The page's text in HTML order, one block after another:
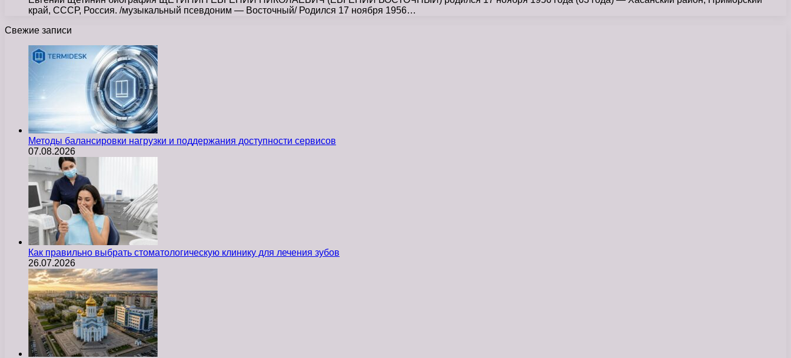
край, СССР, Россия. /музыкальный псевдоним — Восточный/ Родился 17 ноября 1956…
Свежие записи
Методы балансировки нагрузки и поддержания доступности сервисов
07.08.2026
Как правильно выбрать стоматологическую клинику для лечения зубов
26.07.2026